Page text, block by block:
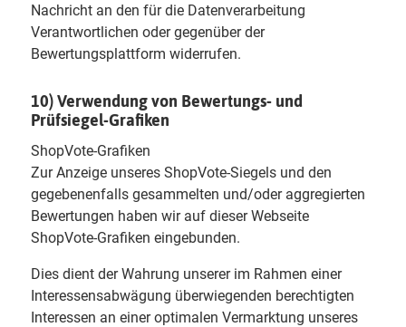
Nachricht an den für die Datenverarbeitung
Verantwortlichen oder gegenüber der
Bewertungsplattform widerrufen.
10) Verwendung von Bewertungs- und
Prüfsiegel-Grafiken
ShopVote-Grafiken
Zur Anzeige unseres ShopVote-Siegels und den
gegebenenfalls gesammelten und/oder aggregierten
Bewertungen haben wir auf dieser Webseite
ShopVote-Grafiken eingebunden.
Dies dient der Wahrung unserer im Rahmen einer
Interessensabwägung überwiegenden berechtigten
Interessen an einer optimalen Vermarktung unseres